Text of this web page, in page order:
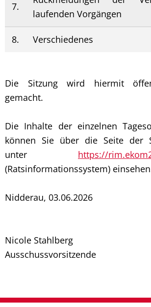
7.
laufenden Vorgängen
8. Verschiedenes
Die Sitzung wird hiermit
gemacht.
Die Inhalte der einzelnen
können Sie über die Seite der
unter https://
(Ratsinformationssystem)
Nidderau, 03.06.2026
Nicole Stahlberg
Ausschussvorsitzende